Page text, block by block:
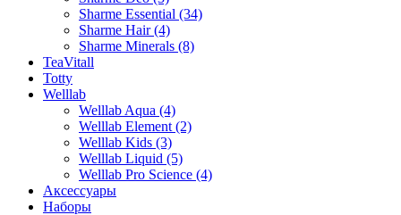
Sharme Essential (34)
Sharme Hair (4)
Sharme Minerals (8)
TeaVitall
Totty
Welllab
Welllab Aqua (4)
Welllab Element (2)
Welllab Kids (3)
Welllab Liquid (5)
Welllab Pro Science (4)
Аксессуары
Наборы